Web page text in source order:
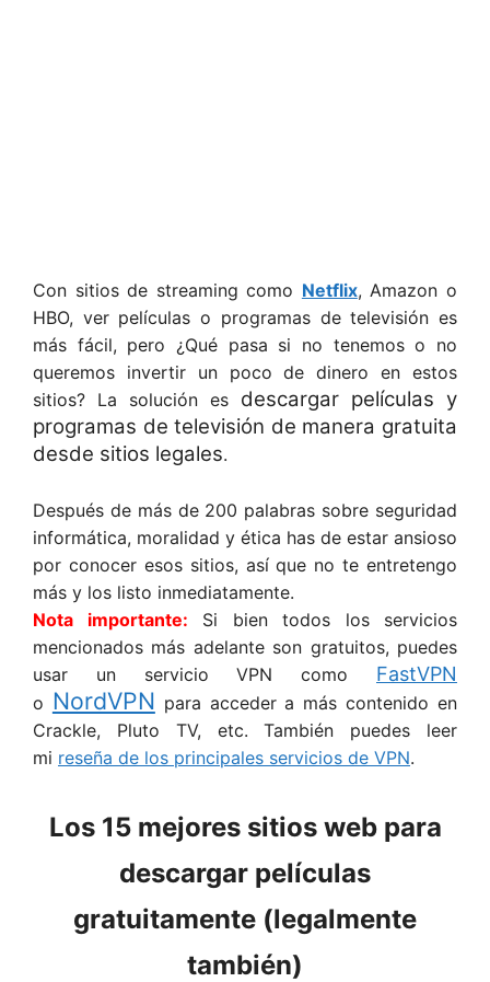
Con sitios de streaming como Netflix, Amazon o
HBO, ver películas o programas de televisión es
más fácil, pero ¿Qué pasa si no tenemos o no
queremos invertir un poco de dinero en estos
sitios? La solución es descargar películas y
programas de televisión de manera gratuita
desde sitios legales.
Después de más de 200 palabras sobre seguridad
informática, moralidad y ética has de estar ansioso
por conocer esos sitios, así que no te entretengo
más y los listo inmediatamente.
Nota importante: Si bien todos los servicios
mencionados más adelante son gratuitos, puedes
usar un servicio VPN como FastVPN
o NordVPN para acceder a más contenido en
Crackle, Pluto TV, etc. También puedes leer
mi reseña de los principales servicios de VPN.
Los 15 mejores sitios web para
descargar películas
gratuitamente (legalmente
también)